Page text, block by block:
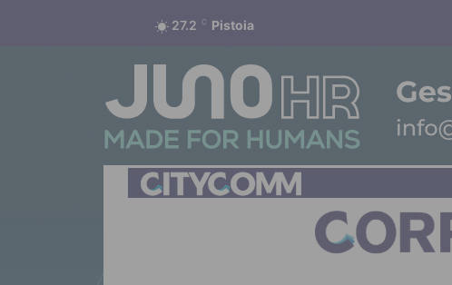
27.2 C Pistoia